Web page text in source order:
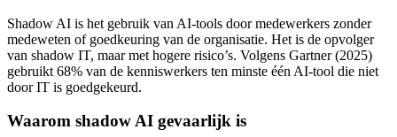
Shadow AI is het gebruik van AI-tools door medewerkers zonder
medeweten of goedkeuring van de organisatie. Het is de opvolger
van shadow IT, maar met hogere risico’s. Volgens Gartner (2025)
gebruikt 68% van de kenniswerkers ten minste één AI-tool die niet
door IT is goedgekeurd.
Waarom shadow AI gevaarlijk is